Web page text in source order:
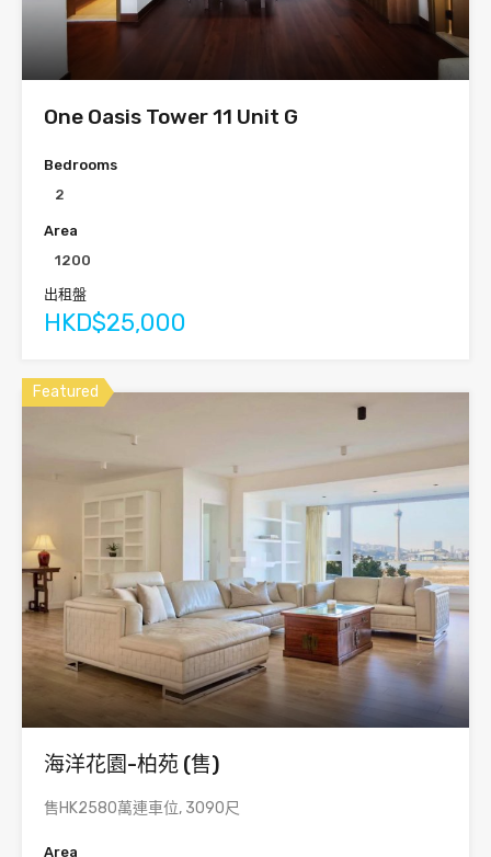
One Oasis Tower 11 Unit G
Bedrooms
2
Area
1200
出租盤
HKD$25,000
Featured
海洋花園-柏苑 (售)
售HK2580萬連車位, 3090尺
Area